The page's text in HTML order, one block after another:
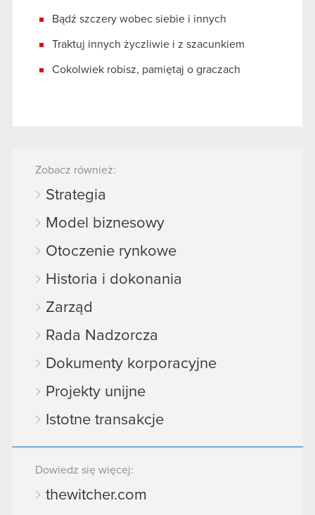
Bądź szczery wobec siebie i innych
Traktuj innych życzliwie i z szacunkiem
Cokolwiek robisz, pamiętaj o graczach
Zobacz również:
Strategia
Model biznesowy
Otoczenie rynkowe
Historia i dokonania
Zarząd
Rada Nadzorcza
Dokumenty korporacyjne
Projekty unijne
Istotne transakcje
Dowiedz się więcej:
thewitcher.com